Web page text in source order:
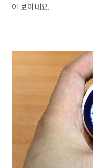
이 보이네요.